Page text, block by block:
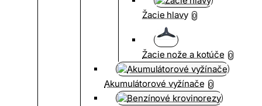
Žacie hlavy 0
Žacie nože a kotúče 0
Akumulátorové vyžínače 0